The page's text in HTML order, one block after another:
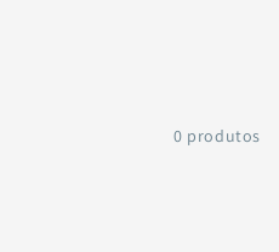
0 produtos